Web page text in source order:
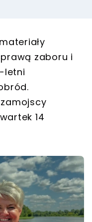
zaboru i
letni
14